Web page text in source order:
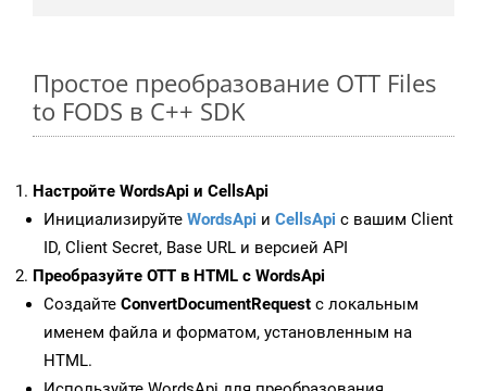
Простое преобразование OTT Files
to FODS в C++ SDK
Настройте WordsApi и CellsApi
Инициализируйте WordsApi и CellsApi с вашим Client
ID, Client Secret, Base URL и версией API
Преобразуйте OTT в HTML с WordsApi
Создайте ConvertDocumentRequest с локальным
именем файла и форматом, установленным на
HTML.